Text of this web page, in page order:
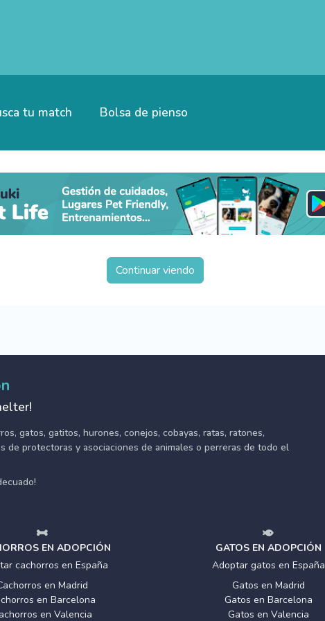
tu match Bolsa de pienso
Continuar viendo
gatos, gatitos, hurones, conejos, cobayas, ratas, ratones,
de protectoras y asociaciones de animales o perreras de todo el
EN ADOPCIÓN
cachorros en España
en Madrid
en Barcelona
en Valencia
GATOS EN ADOPCIÓN
Adoptar gatos en España
Gatos en Madrid
Gatos en Barcelona
Gatos en Valencia